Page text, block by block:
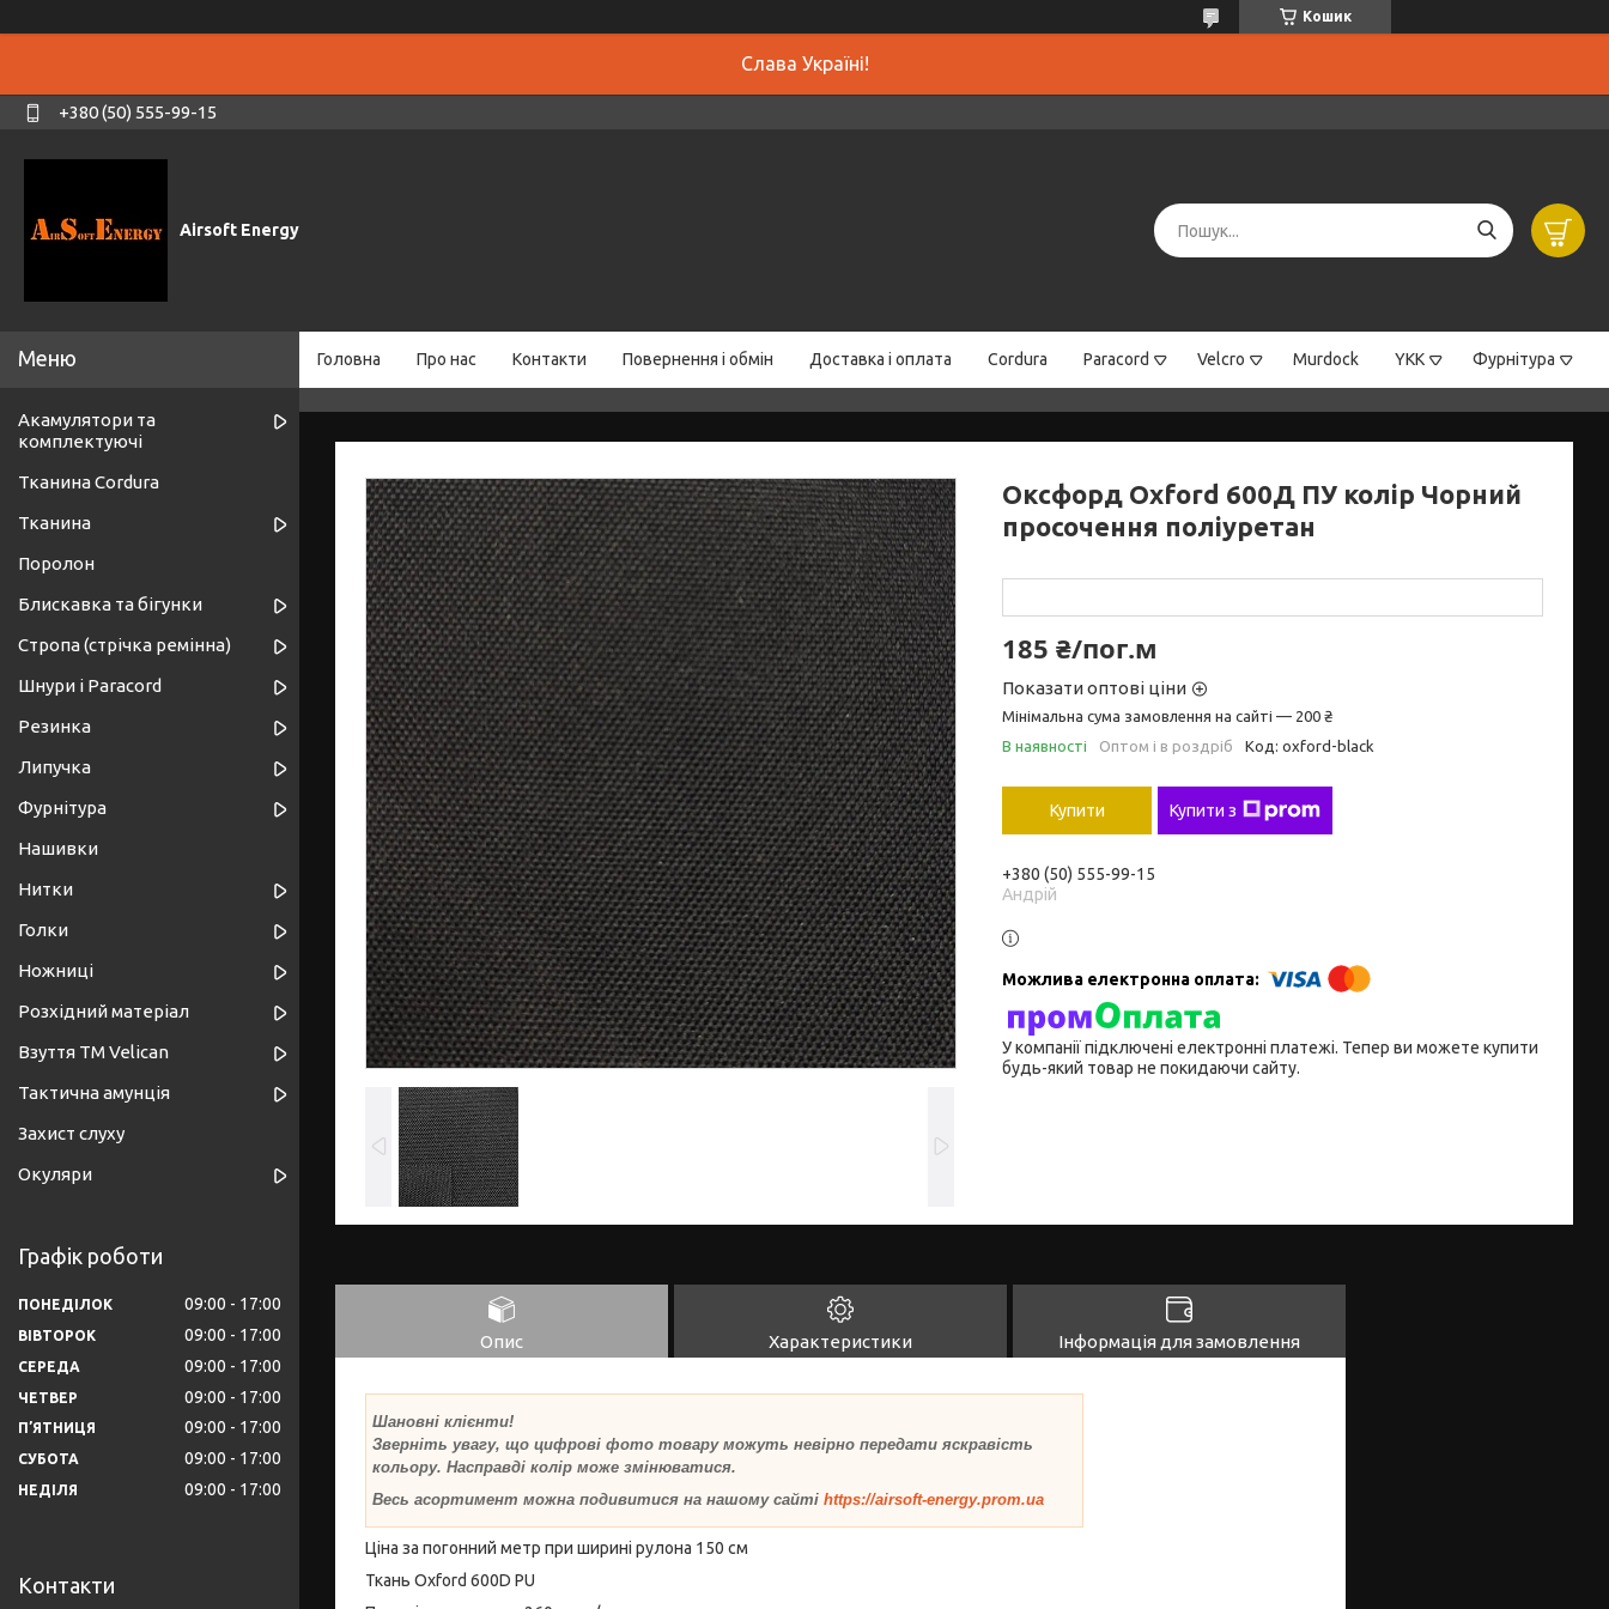
Кошик
Слава Україні!
+380 (50) 555-99-15
Airsoft Energy
Головна Про нас Контакти Повернення і обмін Доставка і оплата Cordura Paracord Velcro Murdock YKK Фурнітура
Оксфорд Oxford 600Д ПУ колір Чорний
просочення поліуретан
185 ₴/пог.м
Показати оптові ціни
Мінімальна сума замовлення на сайті — 200 ₴
В наявності
Оптом і в роздріб Код: oxford-black
Купити Купити з
+380 (50) 555-99-15
Андрій
У компанії підключені електронні платежі. Тепер ви можете купити
будь-який товар не покидаючи сайту.
Опис Характеристики Інформація для замовлення
Шановні клієнти!
Зверніть увагу, що цифрові фото товару можуть невірно передати яскравість
кольору. Насправді колір може змінюватися.
Весь асортимент можна подивитися на нашому сайті https://airsoft-energy.prom.ua
Ціна за погонний метр при ширині рулона 150 см
Ткань Oxford 600D PU
Акамулятори та
комплектуючі
Тканина Cordura
Тканина
Поролон
Блискавка та бігунки
Стропа (стрічка ремінна)
Шнури і Paracord
Резинка
Липучка
Фурнітура
Нашивки
Нитки
Голки
Ножниці
Розхідний матеріал
Взуття ТМ Velican
Тактична амунція
Захист слуху
Окуляри
Графік роботи
ПОНЕДІЛОК 09:00 17:00
ВІВТОРОК 09:00 17:00
СЕРЕДА 09:00 17:00
ЧЕТВЕР 09:00 17:00
ПʼЯТНИЦЯ 09:00 17:00
СУБОТА 09:00 17:00
НЕДІЛЯ 09:00 17:00
Контакти